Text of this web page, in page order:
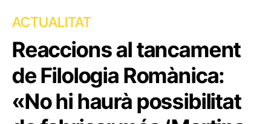
ACTUALITAT
Reaccions al tancament
de Filologia Romànica:
«No hi haurà possibilitat